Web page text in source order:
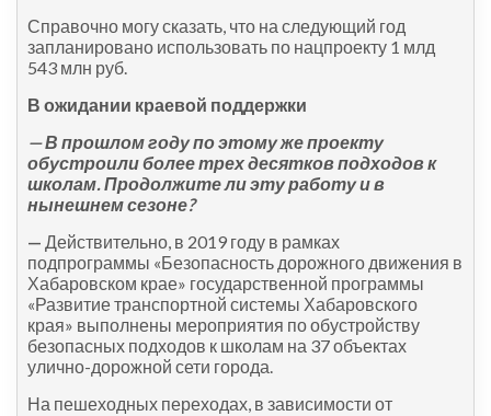
Справочно могу сказать, что на следующий год
запланировано использовать по нацпроекту 1 млд
543 млн руб.
В ожидании краевой поддержки
— В прошлом году по этому же проекту
обустроили более трех десятков подходов к
школам. Продолжите ли эту работу и в
нынешнем сезоне?
— Действительно, в 2019 году в рамках
подпрограммы «Безопасность дорожного движения в
Хабаровском крае» государственной программы
«Развитие транспортной системы Хабаровского
края» выполнены мероприятия по обустройству
безопасных подходов к школам на 37 объектах
улично-дорожной сети города.
На пешеходных переходах, в зависимости от